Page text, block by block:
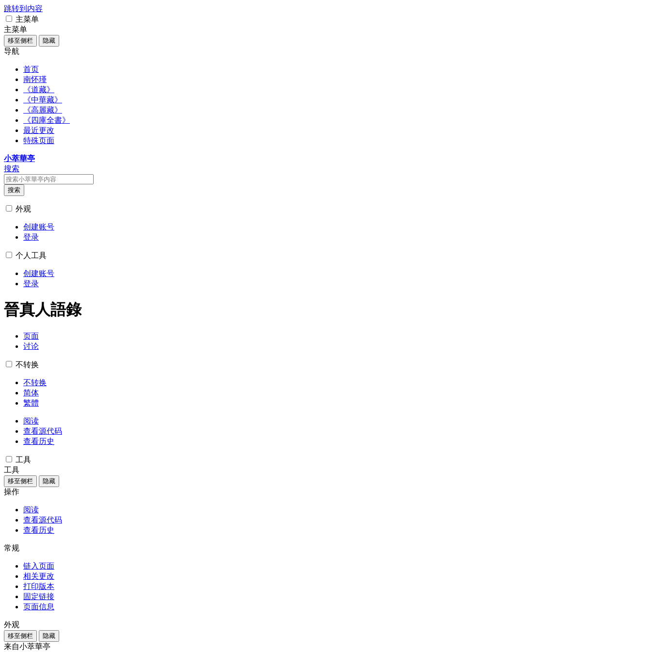
跳转到内容
主菜单
主菜单
移至侧栏 隐藏
导航
首页
南怀瑾
《道藏》
《中華藏》
《高麗藏》
《四庫全書》
最近更改
特殊页面
小萃華亭
搜索
搜索
外观
创建账号
登录
个人工具
创建账号
登录
晉真人語錄
页面
讨论
不转换
不转换
简体
繁體
阅读
查看源代码
查看历史
工具
工具
移至侧栏 隐藏
操作
阅读
查看源代码
查看历史
常规
链入页面
相关更改
打印版本
固定链接
页面信息
外观
移至侧栏 隐藏
来自小萃華亭